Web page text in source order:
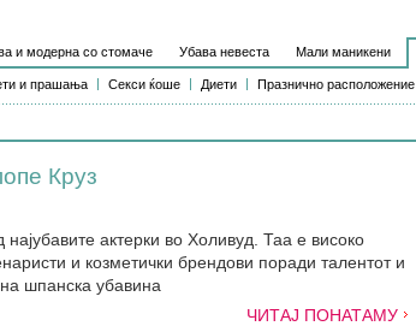
и модерна со стомаче Убава невеста Мали маникени
и прашања Секси ќоше Диети Празнично расположение
Круз
актерки во Холивуд. Таа е високо
и козметички брендови поради талентот и
шпанска убавина
ЧИТАЈ ПОНАТАМУ